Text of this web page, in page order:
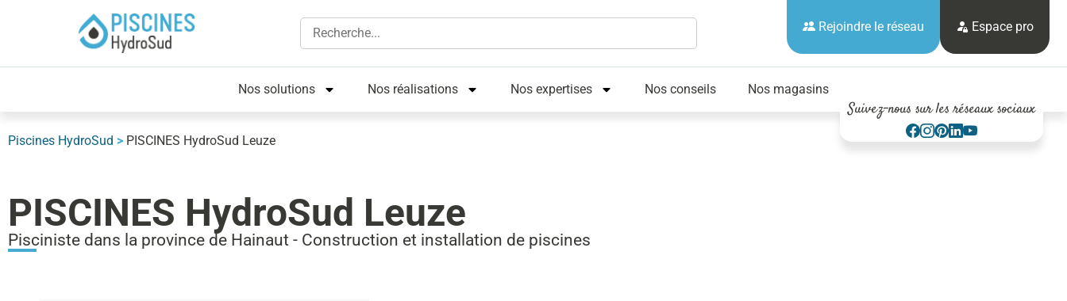
Rejoindre le réseau Espace pro
Nos solutions Nos réalisations Nos expertises Nos conseils Nos magasins
Suivez-nous sur les réseaux sociaux
Piscines HydroSud > PISCINES HydroSud Leuze
PISCINES HydroSud Leuze
Pisciniste dans la province de Hainaut - Construction et installation de piscines